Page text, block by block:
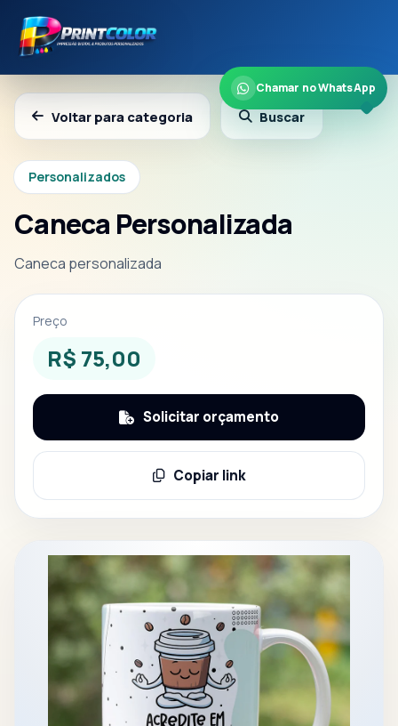
Voltar para categoria Buscar
Personalizados
Caneca Personalizada
Caneca personalizada
Preço
R$ 75,00
Solicitar orçamento
Copiar link
Chamar no WhatsApp